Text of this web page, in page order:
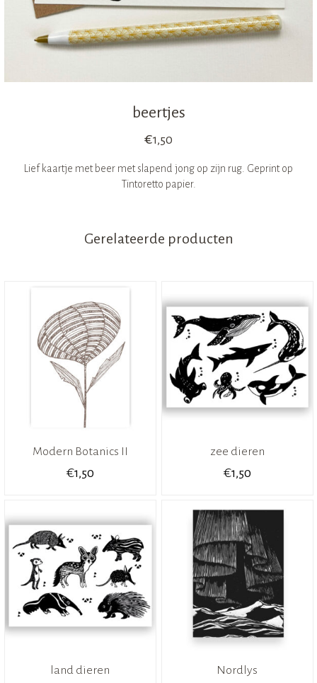
beertjes
€1,50
Lief kaartje met beer met slapend jong op zijn rug. Geprint op
Tintoretto papier.
Gerelateerde producten
Modern Botanics II
€1,50
zee dieren
€1,50
land dieren Nordlys